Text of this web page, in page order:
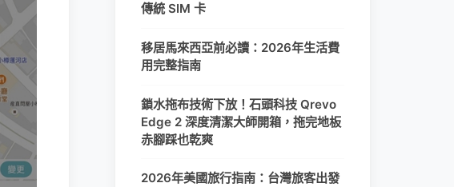
傳統 SIM 卡
移居馬來西亞前必讀：2026年生活費
用完整指南
鎖水拖布技術下放！石頭科技 Qrevo
Edge 2 深度清潔大師開箱，拖完地板
赤腳踩也乾爽
2026年美國旅行指南：台灣旅客出發